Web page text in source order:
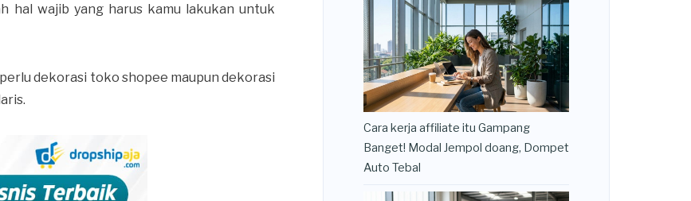
hal wajib yang harus kamu lakukan untuk
dekorasi toko shopee maupun dekorasi
Cara kerja affiliate itu Gampang
Banget! Modal Jempol doang, Dompet
Auto Tebal